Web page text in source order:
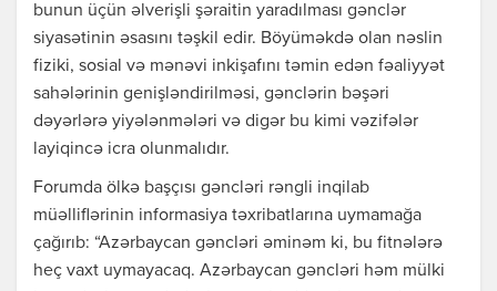
bunun üçün əlverişli şəraitin yaradılması gənclər
siyasətinin əsasını təşkil edir. Böyüməkdə olan nəslin
fiziki, sosial və mənəvi inkişafını təmin edən fəaliyyət
sahələrinin genişləndirilməsi, gənclərin bəşəri
dəyərlərə yiyələnmələri və digər bu kimi vəzifələr
layiqincə icra olunmalıdır.
Forumda ölkə başçısı gəncləri rəngli inqilab
müəlliflərinin informasiya təxribatlarına uymamağa
çağırıb: “Azərbaycan gəncləri əminəm ki, bu fitnələrə
heç vaxt uymayacaq. Azərbaycan gəncləri həm mülki